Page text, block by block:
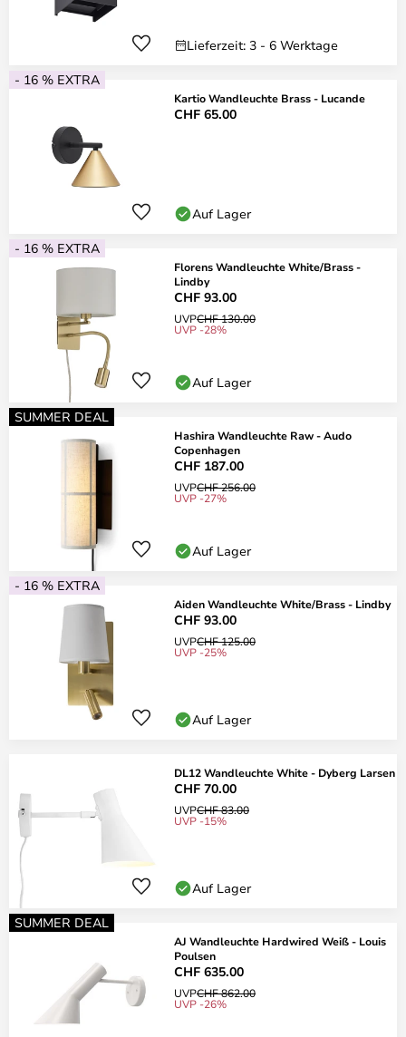
Lieferzeit: 3 - 6 Werktage
- 16 % EXTRA
Kartio Wandleuchte Brass - Lucande
CHF 65.00
Auf Lager
- 16 % EXTRA
Florens Wandleuchte White/Brass -
Lindby
CHF 93.00
UVPCHF 130.00
UVP -28%
Auf Lager
SUMMER DEAL
Hashira Wandleuchte Raw - Audo
Copenhagen
CHF 187.00
UVPCHF 256.00
UVP -27%
Auf Lager
- 16 % EXTRA
Aiden Wandleuchte White/Brass - Lindby
CHF 93.00
UVPCHF 125.00
UVP -25%
Auf Lager
DL12 Wandleuchte White - Dyberg Larsen
CHF 70.00
UVPCHF 83.00
UVP -15%
Auf Lager
SUMMER DEAL
AJ Wandleuchte Hardwired Weiß - Louis
Poulsen
CHF 635.00
UVPCHF 862.00
UVP -26%